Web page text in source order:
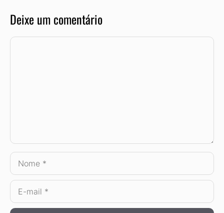
Deixe um comentário
Comentário
Nome
E-
mail